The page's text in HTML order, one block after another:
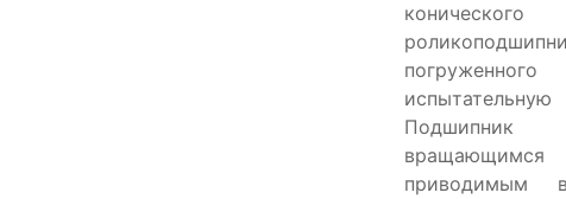
конического
Подшипник
вращающимся
приводимым